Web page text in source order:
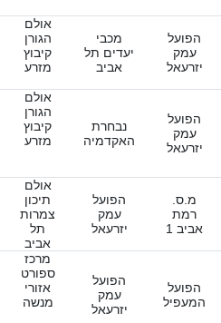
הפועל
עמק
יזרעאל
מכבי
יעדים תל
אביב
אולם
הגורן
קיבוץ
מזרע
הפועל
עמק
יזרעאל
נבחרת
האקדמיה
אולם
הגורן
קיבוץ
מזרע
מ.ס.
רמת
אביב 1
הפועל
עמק
יזרעאל
אולם
תיכון
צמרות
תל
אביב
הפועל
המעפיל
הפועל
עמק
יזרעאל
מרכז
ספורט
אזורי
מנשה